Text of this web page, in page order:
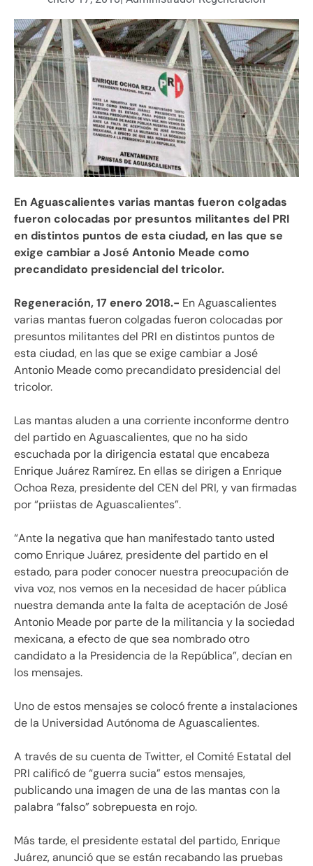
En Aguascalientes varias mantas fueron colgadas
fueron colocadas por presuntos militantes del PRI
en distintos puntos de esta ciudad, en las que se
exige cambiar a José Antonio Meade como
precandidato presidencial del tricolor.
Regeneración, 17 enero 2018.- En Aguascalientes
varias mantas fueron colgadas fueron colocadas por
presuntos militantes del PRI en distintos puntos de
esta ciudad, en las que se exige cambiar a José
Antonio Meade como precandidato presidencial del
tricolor.
Las mantas aluden a una corriente inconforme dentro
del partido en Aguascalientes, que no ha sido
escuchada por la dirigencia estatal que encabeza
Enrique Juárez Ramírez. En ellas se dirigen a Enrique
Ochoa Reza, presidente del CEN del PRI, y van firmadas
por “priistas de Aguascalientes”.
“Ante la negativa que han manifestado tanto usted
como Enrique Juárez, presidente del partido en el
estado, para poder conocer nuestra preocupación de
viva voz, nos vemos en la necesidad de hacer pública
nuestra demanda ante la falta de aceptación de José
Antonio Meade por parte de la militancia y la sociedad
mexicana, a efecto de que sea nombrado otro
candidato a la Presidencia de la República”, decían en
los mensajes.
Uno de estos mensajes se colocó frente a instalaciones
de la Universidad Autónoma de Aguascalientes.
A través de su cuenta de Twitter, el Comité Estatal del
PRI calificó de “guerra sucia” estos mensajes,
publicando una imagen de una de las mantas con la
palabra “falso” sobrepuesta en rojo.
Más tarde, el presidente estatal del partido, Enrique
Juárez, anunció que se están recabando las pruebas